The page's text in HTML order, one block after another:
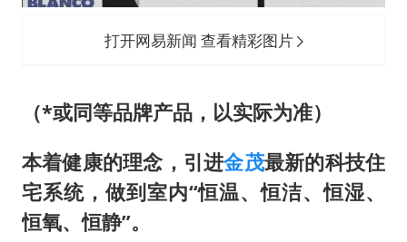
打开网易新闻 查看精彩图片
（*或同等品牌产品，以实际为准）
本着健康的理念，引进金茂最新的科技住
宅系统，做到室内“恒温、恒洁、恒湿、
恒氧、恒静”。